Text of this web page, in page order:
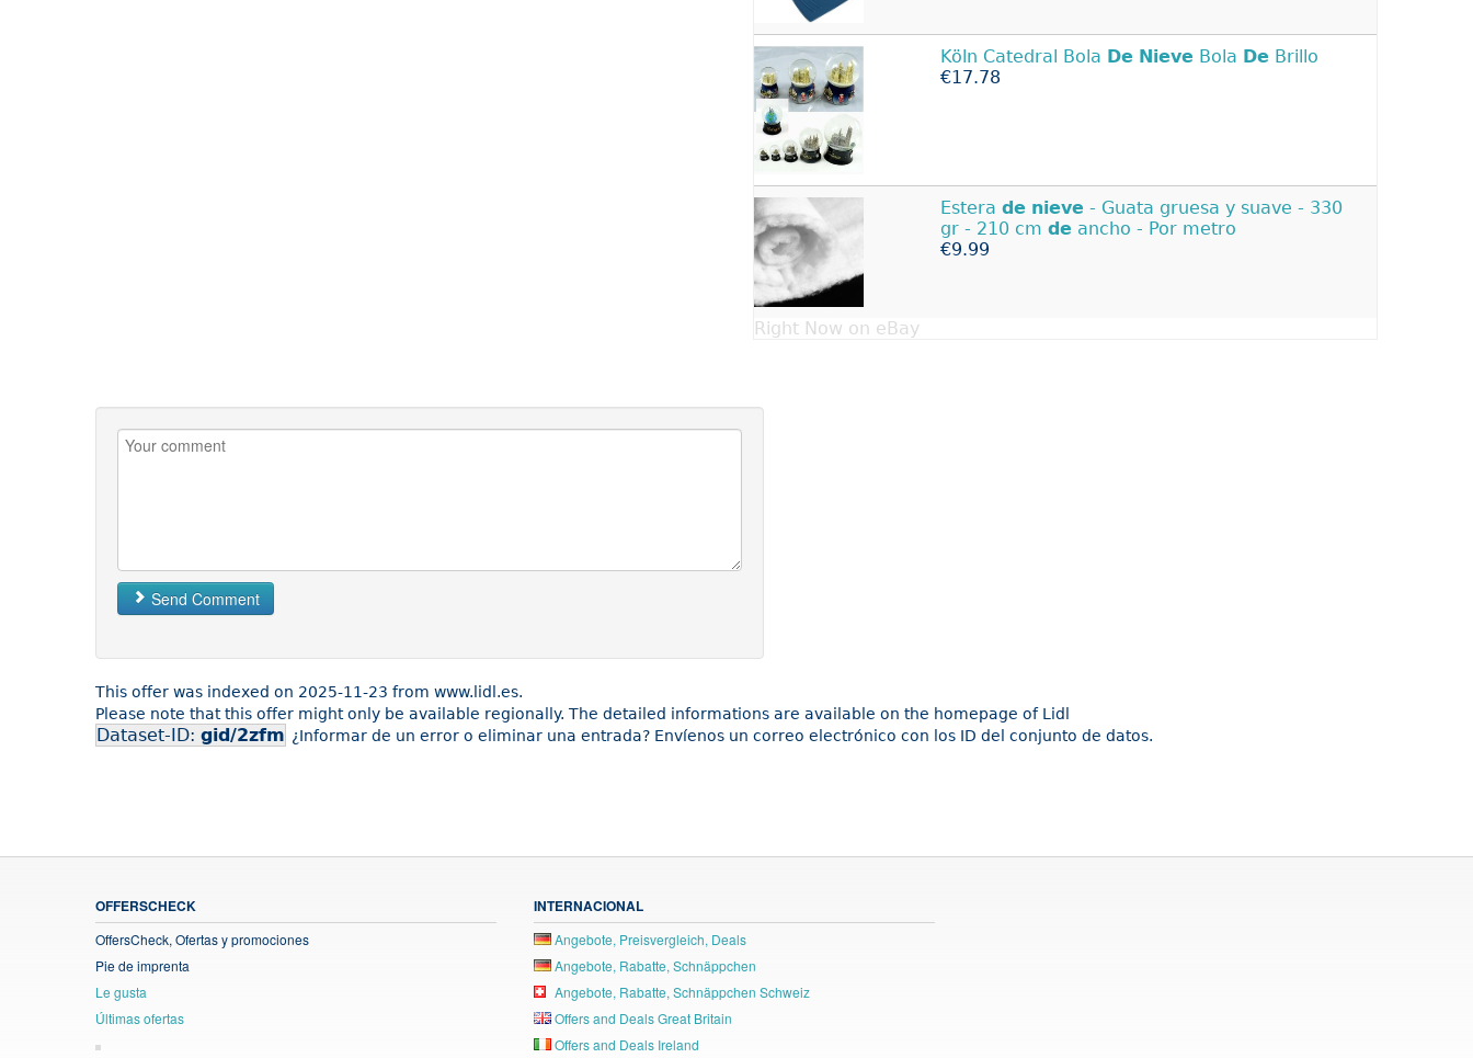
Köln Catedral Bola De Nieve Bola De Brillo
€17.78
Estera de nieve - Guata gruesa y suave - 330
gr - 210 cm de ancho - Por metro
€9.99
Right Now on eBay
Send Comment
This offer was indexed on 2025-11-23 from www.lidl.es.
Please note that this offer might only be available regionally. The detailed informations are available on the homepage of Lidl
Dataset-ID: gid/2zfm ¿Informar de un error o eliminar una entrada? Envíenos un correo electrónico con los ID del conjunto de datos.
OFFERSCHECK
OffersCheck, Ofertas y promociones
Pie de imprenta
Le gusta
Últimas ofertas
INTERNACIONAL
Angebote, Preisvergleich, Deals
Angebote, Rabatte, Schnäppchen
Angebote, Rabatte, Schnäppchen Schweiz
Offers and Deals Great Britain
Offers and Deals Ireland